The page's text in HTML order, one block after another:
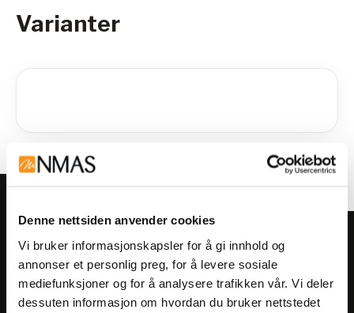
Denne nettsiden anvender cookies
Vi bruker informasjonskapsler for å gi innhold og
annonser et personlig preg, for å levere sosiale
mediefunksjoner og for å analysere trafikken vår. Vi deler
dessuten informasjon om hvordan du bruker nettstedet
Varianter
Meld deg på vårt nyhetsbrev!
Få informasjon om produkter,
arrangementer og kampanjer.